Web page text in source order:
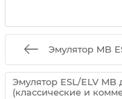
Эмулятор MB
Эмулятор ESL/ELV
(классические и